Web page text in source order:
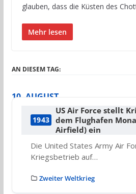
glauben, dass die Küsten des
Mehr lesen
AN DIESEM TAG:
10. AUGUST
1943
US Air Force stellt
dem Flughafen
Airfield) ein
Die United States Army Air
Kriegsbetrieb auf…
Zweiter Weltkrieg